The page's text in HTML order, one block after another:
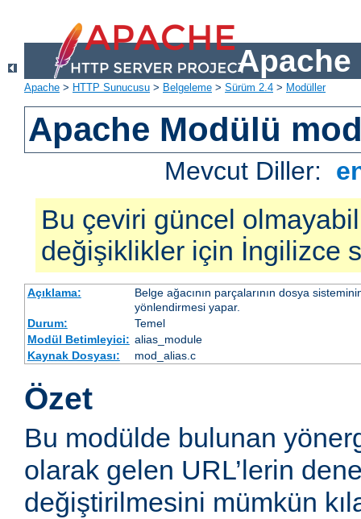
Apache
Apache > HTTP Sunucusu > Belgeleme > Sürüm 2.4 > Modüller
Apache Modülü
Mevcut Diller:
Bu çeviri güncel
değişiklikler için İngilizce
Açıklama:
Belge ağacının parçalarının dosya
yönlendirmesi yapar.
Durum:
Temel
Modül Betimleyici: alias_module
Kaynak Dosyası:
mod_alias.c
Özet
Bu modülde bulunan
olarak gelen URL’lerin
değiştirilmesini mümkün